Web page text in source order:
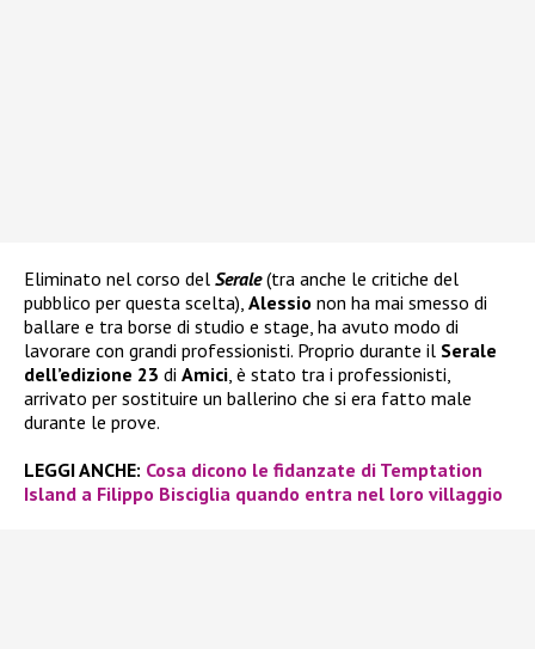
Eliminato nel corso del Serale(tra anche le critiche del
pubblico per questa scelta), Alessio non ha mai smesso di
ballare e tra borse di studio e stage, ha avuto modo di
lavorare con grandi professionisti. Proprio durante il Serale
dell’edizione 23 di Amici , è stato tra i professionisti,
arrivato per sostituire un ballerino che si era fatto male
durante le prove.
LEGGI ANCHE: Cosa dicono le fidanzate di Temptation
Island a Filippo Bisciglia quando entra nel loro villaggio